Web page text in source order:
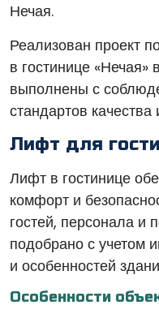
Нечая.
Реализован проект
в гостинице «Нечая»
выполнены с
стандартов
Лифт для
Лифт в гостинице
комфорт и
гостей, персонала и
подобрано с учетом
и особенностей
Особенности